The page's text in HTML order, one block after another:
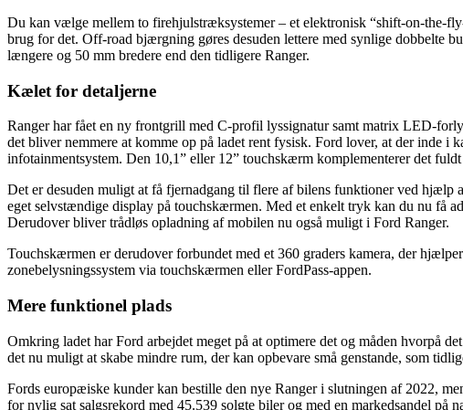
Du kan vælge mellem to firehjulstræksystemer – et elektronisk “shift-on-the-
brug for det. Off-road bjærgning gøres desuden lettere med synlige dobbelte
længere og 50 mm bredere end den tidligere Ranger.
Kælet for detaljerne
Ranger har fået en ny frontgrill med C-profil lyssignatur samt matrix LED-
det bliver nemmere at komme op på ladet rent fysisk. Ford lover, at der inde
infotainmentsystem. Den 10,1” eller 12” touchskærm komplementerer det
Det er desuden muligt at få fjernadgang til flere af bilens funktioner ved
eget selvstændige display på touchskærmen. Med et enkelt tryk kan du nu få
Derudover bliver trådløs opladning af mobilen nu også muligt i Ford Ranger.
Touchskærmen er derudover forbundet med et 360 graders kamera, der
zonebelysningssystem via touchskærmen eller FordPass-appen.
Mere funktionel plads
Omkring ladet har Ford arbejdet meget på at optimere det og måden hvorpå
det nu muligt at skabe mindre rum, der kan opbevare små genstande, som
Fords europæiske kunder kan bestille den nye Ranger i slutningen af 2022,
for nylig sat salgsrekord med 45.539 solgte biler og med en markedsandel på